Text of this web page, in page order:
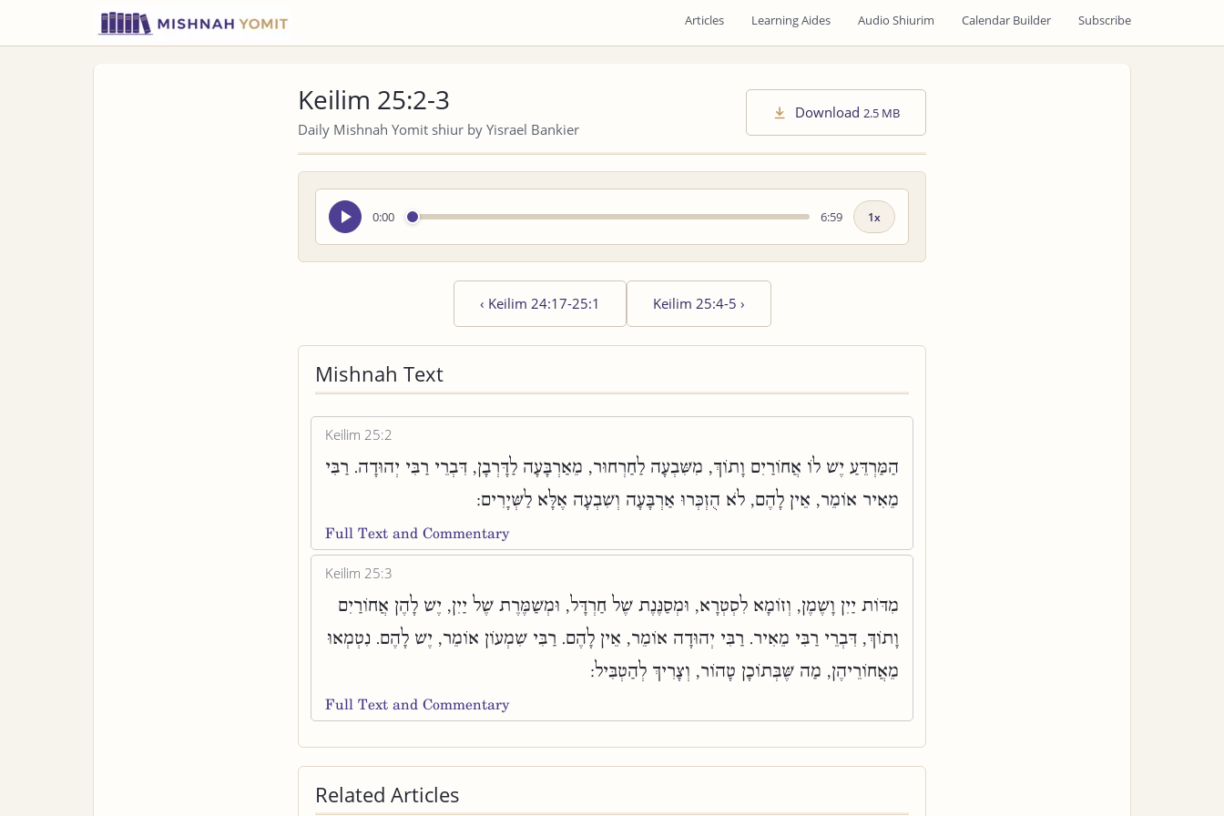
Articles Learning Aides Audio Shiurim Calendar Builder Subscribe
Keilim 25:2-3
Daily Mishnah Yomit shiur by Yisrael Bankier
Download 2.5 MB
0:00
Seek
audio
6:59
Playback
‹ Keilim 24:17-25:1 Keilim 25:4-5 ›
Mishnah Text
Keilim 25:2
הַמַּרְדֵּעַ יֶשׁ לוֹ אֲחוֹרַיִם וָתוֹךְ, מִשִּׁבְעָה לַחַרְחוּר, מֵאַרְבָּעָה לַדָּרְבָן, דִּבְרֵי רַבִּי יְהוּדָה. רַבִּי
מֵאִיר אוֹמֵר, אֵין לָהֶם, לֹא הֻזְכְּרוּ אַרְבָּעָה וְשִׁבְעָה אֶלָּא לַשְּׁיָרִים:
Full Text and Commentary
Keilim 25:3
מִדּוֹת יַיִן וָשֶׁמֶן, וְזוֹמָא לִסְטְרָא, וּמְסַנֶּנֶת שֶׁל חַרְדָּל, וּמְשַׁמֶּרֶת שֶׁל יַיִן, יֶשׁ לָהֶן אֲחוֹרַיִם
וָתוֹךְ, דִּבְרֵי רַבִּי מֵאִיר. רַבִּי יְהוּדָה אוֹמֵר, אֵין לָהֶם. רַבִּי שִׁמְעוֹן אוֹמֵר, יֶשׁ לָהֶם. נִטְמְאוּ
מֵאֲחוֹרֵיהֶן, מַה שֶּׁבְּתוֹכָן טָהוֹר, וְצָרִיךְ לְהַטְבִּיל:
Full Text and Commentary
Related Articles